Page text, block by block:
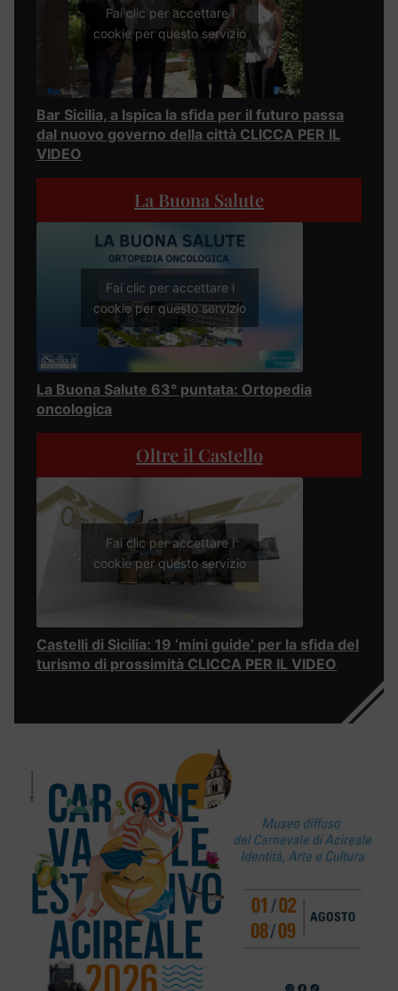
Fai clic per accettare i
cookie per questo servizio
Bar Sicilia, a Ispica la sfida per il futuro passa
dal nuovo governo della città CLICCA PER IL
VIDEO
La Buona Salute
Fai clic per accettare i
cookie per questo servizio
La Buona Salute 63° puntata: Ortopedia
oncologica
Oltre il Castello
Fai clic per accettare i
cookie per questo servizio
Castelli di Sicilia: 19 ‘mini guide’ per la sfida del
turismo di prossimità CLICCA PER IL VIDEO